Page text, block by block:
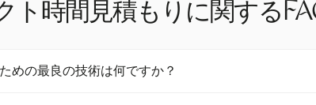
ト時間見積もりに関する
めの最良の技術は何ですか？